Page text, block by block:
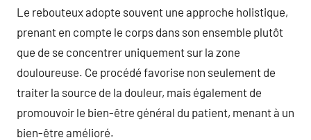
Le rebouteux adopte souvent une approche holistique,
prenant en compte le corps dans son ensemble plutôt
que de se concentrer uniquement sur la zone
douloureuse. Ce procédé favorise non seulement de
traiter la source de la douleur, mais également de
promouvoir le bien-être général du patient, menant à un
bien-être amélioré.